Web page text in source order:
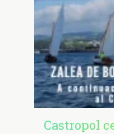
Castropol